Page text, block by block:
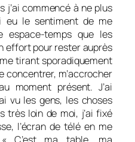
j’ai commencé à ne plus
eu le sentiment de me
espace-temps que les
effort pour rester auprès
tirant sporadiquement
concentrer, m’accrocher
moment présent. J’ai
vu les gens, les choses
très loin de moi, j’ai fixé
l’écran de télé en me